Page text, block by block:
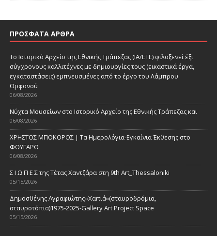
ΠΡΌΣΦΑΤΑ ΆΡΘΡΑ
Το Ιστορικό Αρχείο της Εθνικής Τράπεζας (ΙΑ/ΕΤΕ) φιλοξενεί έξι
σύγχρονους καλλιτέχνες με δημιουργίες τους (εικαστικά έργα,
εγκαταστάσεις) εμπνευσμένες από το έργο του Λάμπρου
Ορφανού
06/08/2026
Νύχτα Μουσείων στο Ιστορικό Αρχείο της Εθνικής Τράπεζας και
06/08/2026
ΧΡΗΣΤΟΣ ΜΠΟΚΟΡΟΣ | Τα Ημερολόγια-Εγκαίνια Έκθεσης στο
ΦΟΥΓΑΡΟ
06/08/2026
Σ Ι Ω Π Ε Σ της Τέτας Χαντζάρα στη 9th Art_Thessaloniki
05/15/2026
Δημοσθένης Αγραφιώτης«Xαrtιά»(σταυροδρόμια,
σταυροτόπια)1975-2025-Gallery Art Project Space
05/15/2026